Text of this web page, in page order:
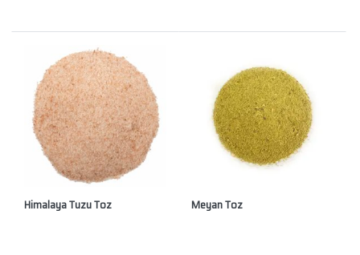
Himalaya Tuzu Toz Meyan Toz